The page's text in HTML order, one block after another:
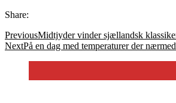
Share:
PreviousMidtjyder vinder sjællandsk
NextPå en dag med temperaturer der